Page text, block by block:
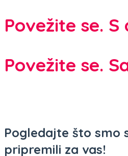
Povežite se.
Povežite se.
Pogledajte što smo
pripremili za vas!